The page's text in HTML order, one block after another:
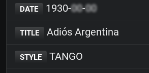
DATE 1930-00-00
TITLE Adiós Argentina
STYLE TANGO